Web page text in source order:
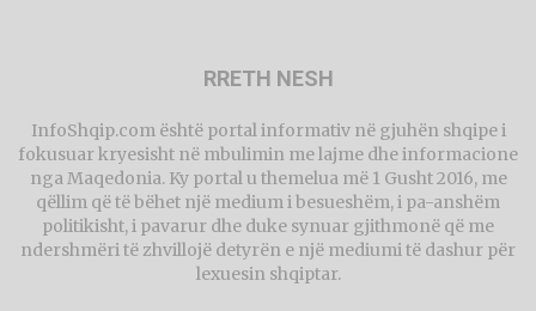
RRETH NESH
InfoShqip.com është portal informativ në gjuhën shqipe i
fokusuar kryesisht në mbulimin me lajme dhe informacione
nga Maqedonia. Ky portal u themelua më 1 Gusht 2016, me
qëllim që të bëhet një medium i besueshëm, i pa-anshëm
politikisht, i pavarur dhe duke synuar gjithmonë që me
ndershmëri të zhvillojë detyrën e një mediumi të dashur për
lexuesin shqiptar.